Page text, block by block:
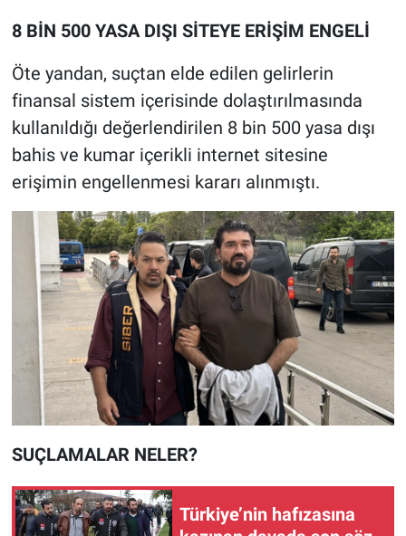
8 BİN 500 YASA DIŞI SİTEYE ERİŞİM ENGELİ
Öte yandan, suçtan elde edilen gelirlerin
finansal sistem içerisinde dolaştırılmasında
kullanıldığı değerlendirilen 8 bin 500 yasa dışı
bahis ve kumar içerikli internet sitesine
erişimin engellenmesi kararı alınmıştı.
SUÇLAMALAR NELER?
Türkiye’nin hafızasına